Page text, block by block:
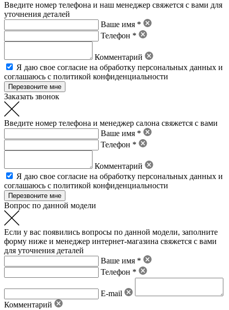
Введите номер телефона и наш менеджер свяжется с вами для
уточнения деталей
Ваше имя *
Телефон *
Комментарий
Я даю свое согласие на обработку персональных данных и
соглашаюсь с политикой конфиденциальности
Заказать звонок
Введите номер телефона и менеджер салона свяжется с вами
Ваше имя *
Телефон *
Комментарий
Я даю свое согласие на обработку персональных данных и
соглашаюсь с политикой конфиденциальности
Вопрос по данной модели
Если у вас появились вопросы по данной модели, заполните
форму ниже и менеджер интернет-магазина свяжется с вами
для уточнения деталей
Ваше имя *
Телефон *
E-mail
Комментарий